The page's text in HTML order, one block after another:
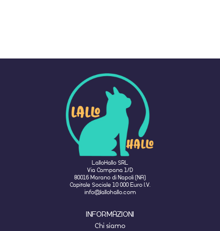
LalloHallo SRL
Via Campana 1/D
80016 Marano di Napoli (NA)
Capitale Sociale 10 000 Euro I.V.
info@lallohallo.com
INFORMAZIONI
Chi siamo